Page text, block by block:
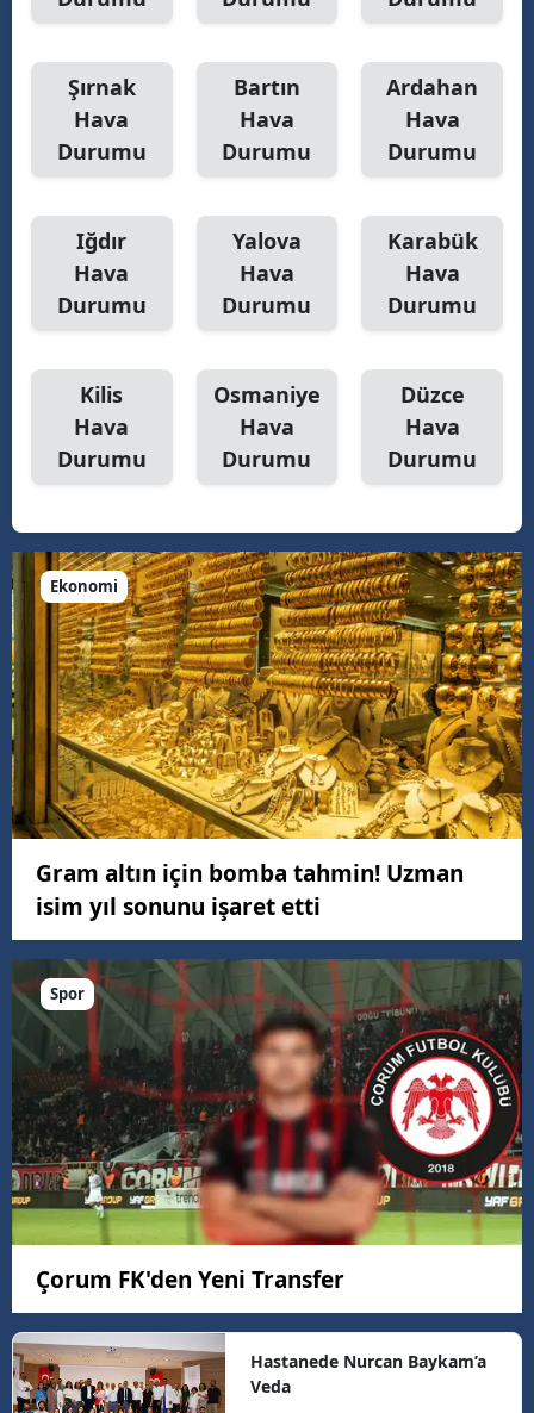
Şırnak
Hava
Durumu
Bartın
Hava
Durumu
Ardahan
Hava
Durumu
Iğdır
Hava
Durumu
Yalova
Hava
Durumu
Karabük
Hava
Durumu
Kilis
Hava
Durumu
Osmaniye
Hava
Durumu
Düzce
Hava
Durumu
Ekonomi
Gram altın için bomba tahmin! Uzman
isim yıl sonunu işaret etti
Spor
Çorum FK'den Yeni Transfer
Hastanede Nurcan Baykam’a
Veda